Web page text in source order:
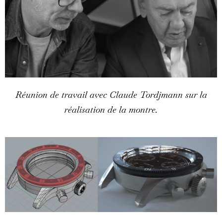
Réunion de travail avec Claude Tordjmann sur la
réalisation de la montre.